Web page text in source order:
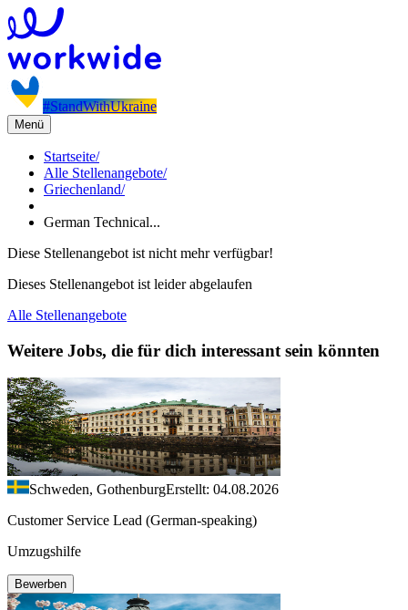
#StandWithUkraine
Menü
Startseite/
Alle Stellenangebote/
Griechenland/
German Technical...
Diese Stellenangebot ist nicht mehr verfügbar!
Dieses Stellenangebot ist leider abgelaufen
Alle Stellenangebote
Weitere Jobs, die für dich interessant sein könnten
Schweden, GothenburgErstellt: 04.08.2026
Customer Service Lead (German-speaking)
Umzugshilfe
Bewerben